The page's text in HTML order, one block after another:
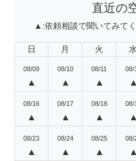
直近の
▲:依頼相談で聞いてみて
日 月 火 水
08/09
▲
08/10
▲
08/11
▲
08/
▲
08/16
▲
08/17
▲
08/18
▲
08/
▲
08/23
▲
08/24
▲
08/25
▲
08/
▲